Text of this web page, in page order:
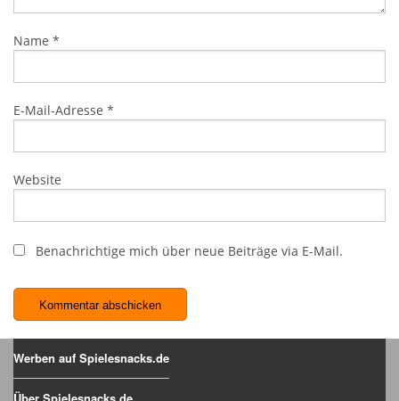
Name *
E-Mail-Adresse *
Website
Benachrichtige mich über neue Beiträge via E-Mail.
Werben auf Spielesnacks.de